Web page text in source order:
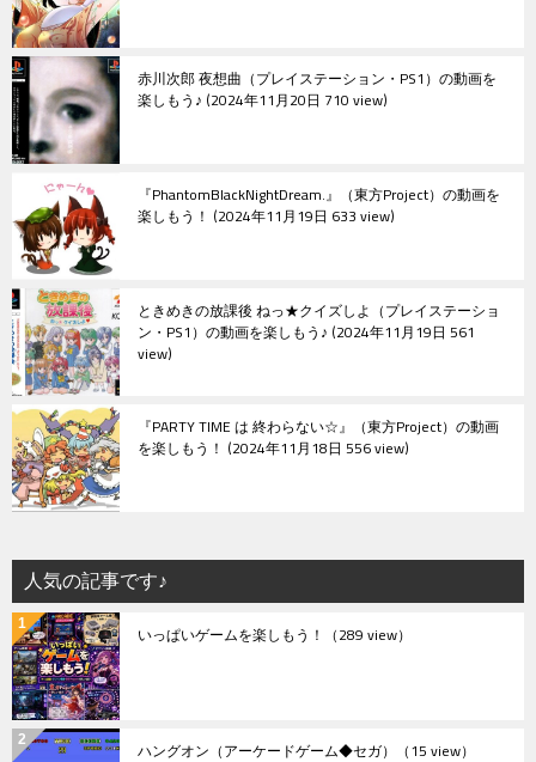
赤川次郎 夜想曲（プレイステーション・PS1）の動画を
楽しもう♪ 2024年11月20日 710 view
『PhantomBlackNightDream.』（東方Project）の動画を
楽しもう！ 2024年11月19日 633 view
ときめきの放課後 ねっ★クイズしよ（プレイステーショ
ン・PS1）の動画を楽しもう♪ 2024年11月19日 561
view
『PARTY TIME は 終わらない☆』（東方Project）の動画
を楽しもう！ 2024年11月18日 556 view
人気の記事です♪
いっぱいゲームを楽しもう！ （289 view）
ハングオン（アーケードゲーム◆セガ） （15 view）